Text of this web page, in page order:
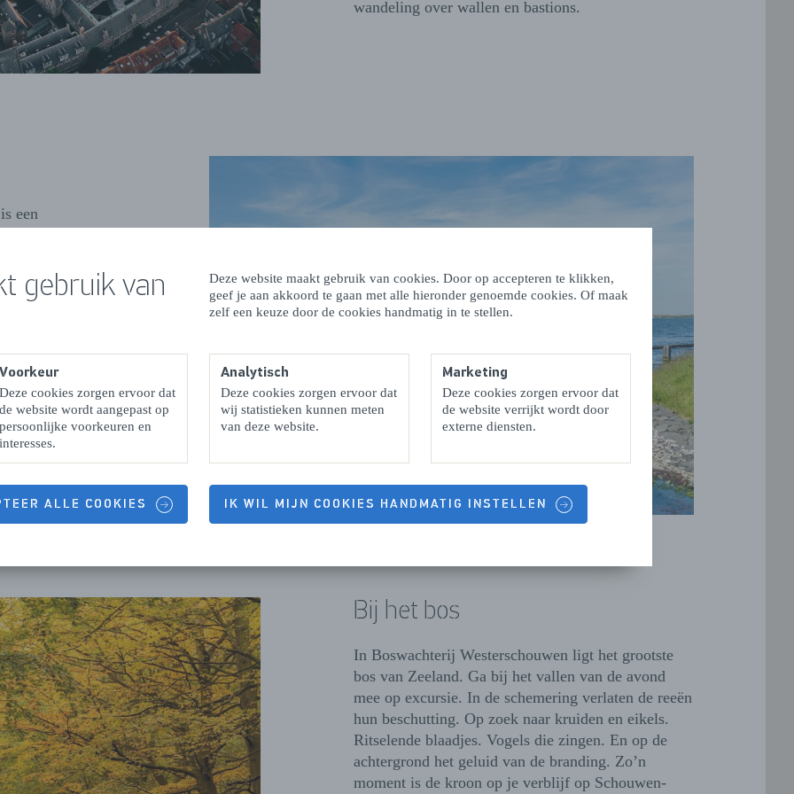
gebruik van
Deze website maakt gebruik van cookies. Door op accepteren te klikken,
geef je aan akkoord te gaan met alle hieronder genoemde cookies. Of maak
zelf een keuze door de cookies handmatig in te stellen.
Voorkeur
Deze cookies zorgen ervoor dat
de website wordt aangepast op
persoonlijke voorkeuren en
interesses.
Analytisch
Deze cookies zorgen ervoor dat
wij statistieken kunnen meten
van deze website.
Marketing
Deze cookies zorgen ervoor dat
de website verrijkt wordt door
externe diensten.
ALLE COOKIES IK WIL MIJN COOKIES HANDMATIG INSTELLEN
wandeling over wallen en bastions.
een
mooie
eilanden met
Bij het bos
In Boswachterij Westerschouwen ligt het grootste
bos van Zeeland. Ga bij het vallen van de avond
mee op excursie. In de schemering verlaten de reeën
hun beschutting. Op zoek naar kruiden en eikels.
Ritselende blaadjes. Vogels die zingen. En op de
achtergrond het geluid van de branding. Zo’n
moment is de kroon op je verblijf op Schouwen-